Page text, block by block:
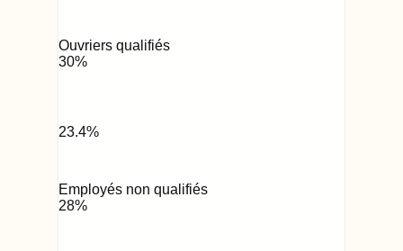
Ouvriers qualifiés
30%
23.4%
Employés non qualifiés
28%